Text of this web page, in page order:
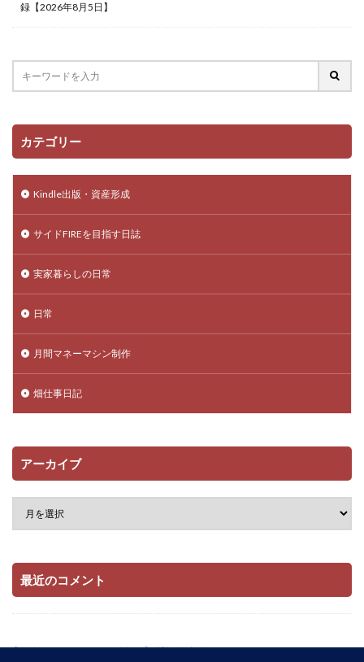
録【2026年8月5日】
カテゴリー
Kindle出版・資産形成
サイドFIREを目指す日誌
実家暮らしの日常
日常
月間マネーマシン制作
畑仕事日記
アーカイブ
最近のコメント
当サイトはAmazonアソシエイト・プログラムおよび